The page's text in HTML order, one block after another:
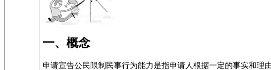
一、概念
申请宣告公民限制民事行为能力是指申请人根据一定的事实和理